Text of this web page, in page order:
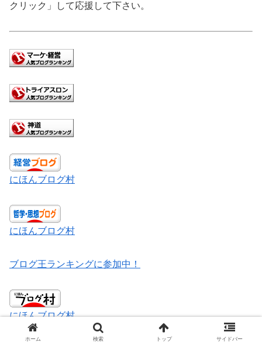
クリック」して応援して下さい。
にほんブログ村
にほんブログ村
ブログ王ランキングに参加中！
にほんブログ村
ホーム 検索 トップ サイドバー